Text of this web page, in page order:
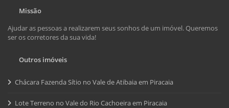
Missão
Ajudar as pessoas a realizarem seus sonhos de um imóvel. Queremos
ser os corretores da sua vida!
Outros imóveis
Chácara Fazenda Sítio no Vale de Atibaia em Piracaia
Lote Terreno no Vale do Rio Cachoeira em Piracaia